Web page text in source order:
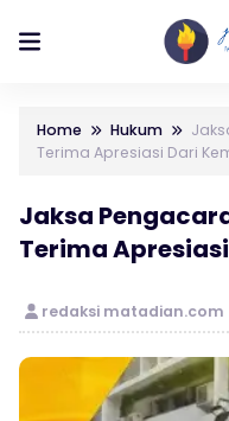
Home Hukum
Terima Apresiasi Dari
Jaksa
Terima
redaksi matadian.com